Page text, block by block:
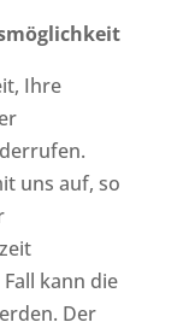
Ihre
uns auf, so
kann die
Der